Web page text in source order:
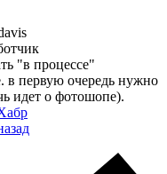
"в процессе"
в первую очередь нужно
идет о фотошопе).